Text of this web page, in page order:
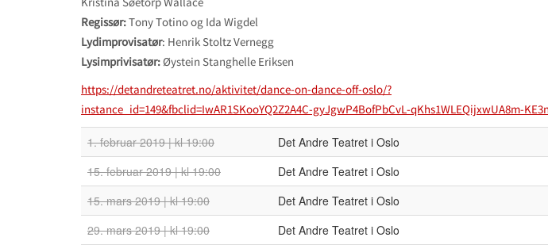
Regissør:Tony Totino og Ida Wigdel
Lydimprovisatør: Henrik Stoltz Vernegg
Lysimprivisatør:Øystein Stanghelle Eriksen
https://detandreteatret.no/aktivitet/dance-on-dance-off-oslo/?
instance_id=149&fbclid=IwAR1SKooYQ2Z2A4C-gyJgwP4BofPbCvL-qKhs1WLEQijxwUA8m-
1. februar 2019 | kl 19:00
Det Andre Teatret i Oslo
15. februar 2019 | kl 19:00
Det Andre Teatret i Oslo
15. mars 2019 | kl 19:00
Det Andre Teatret i Oslo
29. mars 2019 | kl 19:00
Det Andre Teatret i Oslo